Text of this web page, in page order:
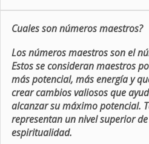
Cuales son números maestros?
Los números maestros son el
Estos se consideran maestros
más potencial, más energía y
crear cambios valiosos que
alcanzar su máximo potencial.
representan un nivel superior
espiritualidad.